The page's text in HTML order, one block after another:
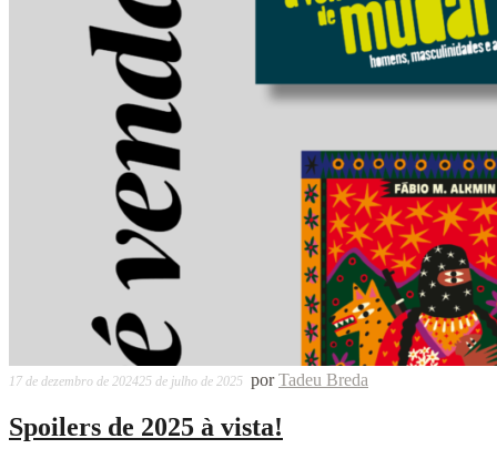
17 de dezembro de 202425 de julho de 2025 porTadeu Breda
Spoilers de 2025 à vista!